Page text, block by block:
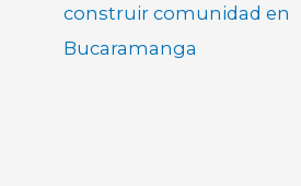
construir comunidad en
Bucaramanga